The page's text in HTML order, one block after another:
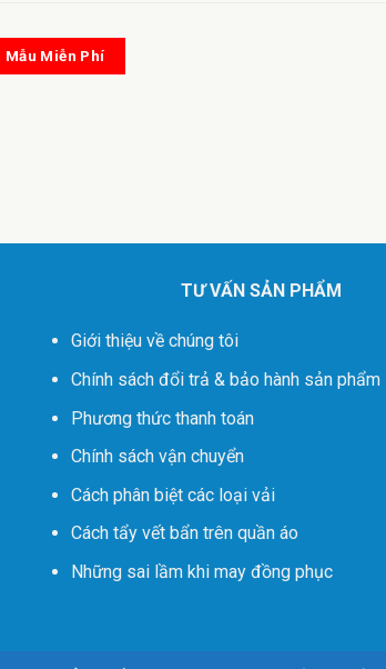
Mẫu Miễn Phí
TƯ VẤN SẢN PHẨM
Giới thiệu về chúng tôi
Chính sách đổi trả & bảo hành sản phẩm
Phương thức thanh toán
Chính sách vận chuyển
Cách phân biệt các loại vải
Cách tẩy vết bẩn trên quần áo
Những sai lầm khi may đồng phục